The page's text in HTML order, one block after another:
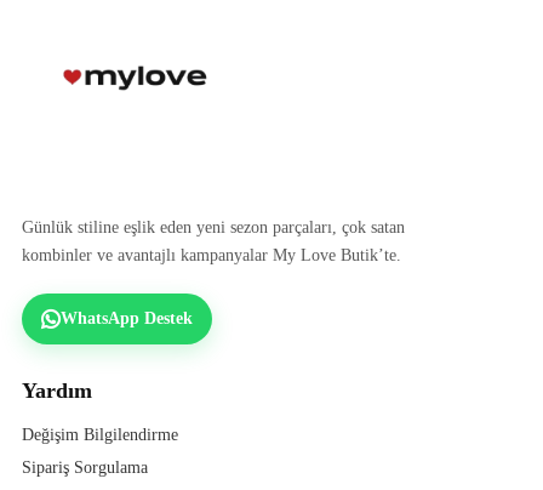
Günlük stiline eşlik eden yeni sezon parçaları, çok satan
kombinler ve avantajlı kampanyalar My Love Butik’te.
WhatsApp Destek
Yardım
Değişim Bilgilendirme
Sipariş Sorgulama